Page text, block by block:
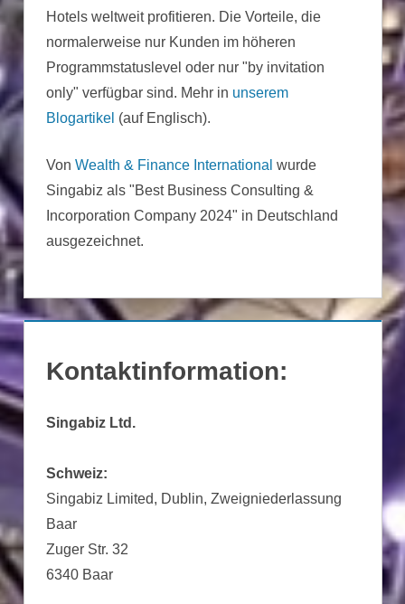
Hotels weltweit profitieren. Die Vorteile, die
normalerweise nur Kunden im höheren
Programmstatuslevel oder nur "by invitation
only" verfügbar sind. Mehr in unserem
Blogartikel (auf Englisch).
Von Wealth & Finance International wurde
Singabiz als "Best Business Consulting &
Incorporation Company 2024" in Deutschland
ausgezeichnet.
Kontaktinformation:
Singabiz Ltd.
Schweiz:
Singabiz Limited, Dublin, Zweigniederlassung
Baar
Zuger Str. 32
6340 Baar